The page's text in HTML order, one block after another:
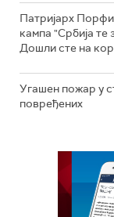
Патријарх
кампа "Србија те
Дошли сте на
Угашен пожар у
повређених